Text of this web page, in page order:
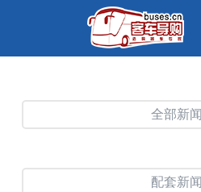
全部新闻
配套新闻